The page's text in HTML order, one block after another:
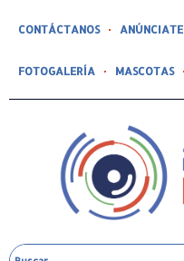
CONTÁCTANOS ANÚNCIATE
FOTOGALERÍA MASCOTAS